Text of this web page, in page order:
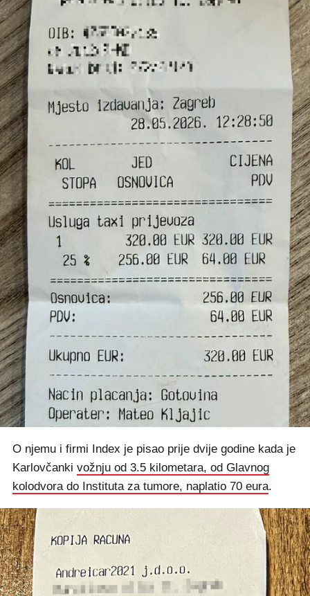
O njemu i firmi Index je pisao prije dvije godine kada je
Karlovčanki vožnju od 3.5 kilometara, od Glavnog
kolodvora do Instituta za tumore, naplatio 70 eura.